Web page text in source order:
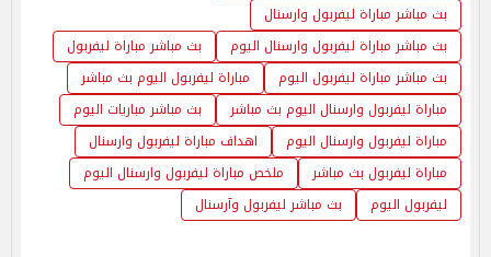
بث مباشر مباراة ليفربول وارسنال
بث مباشر مباراة ليفربول وارسنال اليوم
بث مباشر مباراة ليفربول
بث مباشر مباراة ليفربول اليوم
مباراة ليفربول اليوم بث مباشر
مباراة ليفربول وارسنال اليوم بث مباشر
بث مباشر مباريات اليوم
مباراة ليفربول وارسنال اليوم
اهداف مباراة ليفربول وارسنال
مباراة ليفربول بث مباشر
ملخص مباراة ليفربول وارسنال اليوم
ليفربول اليوم
بث مباشر ليفربول وآرسنال